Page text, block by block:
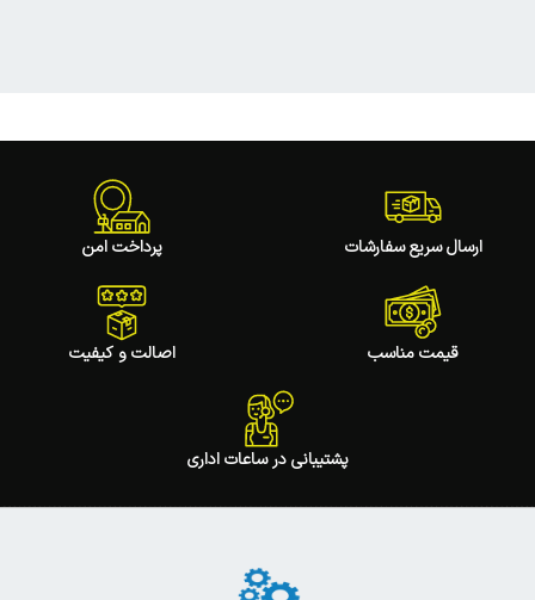
ارسال سریع سفارشات پرداخت امن
قیمت مناسب اصالت و کیفیت
پشتیبانی در ساعات اداری